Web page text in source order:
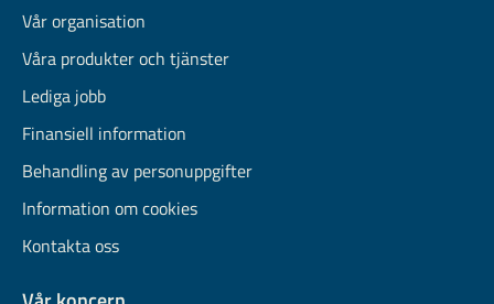
Vår organisation
Våra produkter och tjänster
Lediga jobb
Finansiell information
Behandling av personuppgifter
Information om cookies
Kontakta oss